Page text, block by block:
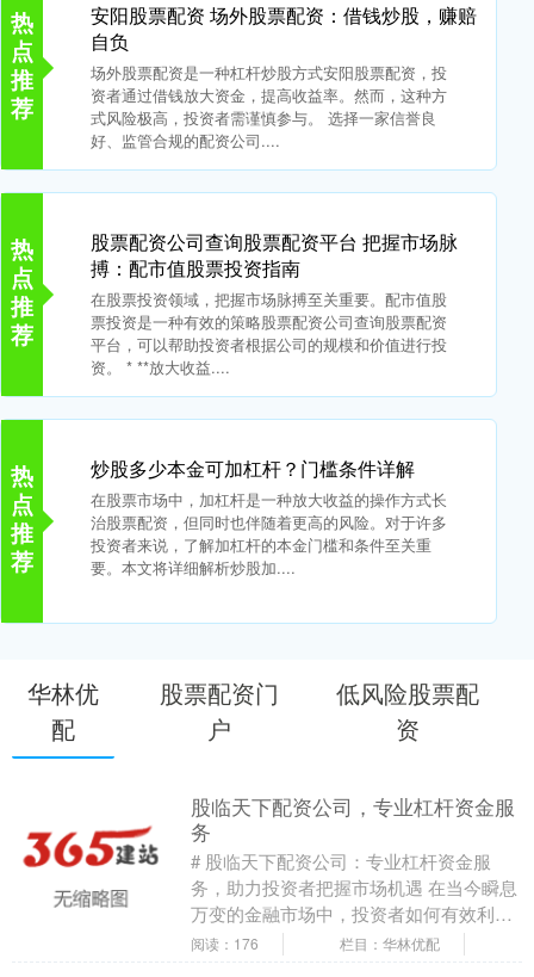
热
点
推
荐
安阳股票配资 场外股票配资：借钱炒股，赚赔
自负
场外股票配资是一种杠杆炒股方式安阳股票配资，投
资者通过借钱放大资金，提高收益率。然而，这种方
式风险极高，投资者需谨慎参与。 选择一家信誉良
好、监管合规的配资公司....
热
点
推
荐
股票配资公司查询股票配资平台 把握市场脉
搏：配市值股票投资指南
在股票投资领域，把握市场脉搏至关重要。配市值股
票投资是一种有效的策略股票配资公司查询股票配资
平台，可以帮助投资者根据公司的规模和价值进行投
资。 * **放大收益....
热
点
推
荐
炒股多少本金可加杠杆？门槛条件详解
在股票市场中，加杠杆是一种放大收益的操作方式长
治股票配资，但同时也伴随着更高的风险。对于许多
投资者来说，了解加杠杆的本金门槛和条件至关重
要。本文将详细解析炒股加....
华林优
配
股票配资门
户
低风险股票配
资
股临天下配资公司，专业杠杆资金服
务
# 股临天下配资公司：专业杠杆资金服
务，助力投资者把握市场机遇 在当今瞬息
万变的金融市场中，投资者如何有效利用
资金、放大收益，成为许多人关注的焦
阅读：176 栏目：华林优配